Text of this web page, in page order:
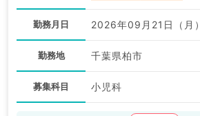
勤務月日 2026年09月21日（月）
勤務地 千葉県柏市
募集科目 小児科